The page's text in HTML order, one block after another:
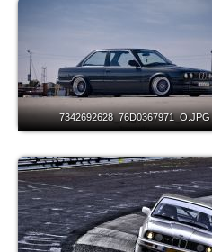
7342692628_76D0367971_O.JPG